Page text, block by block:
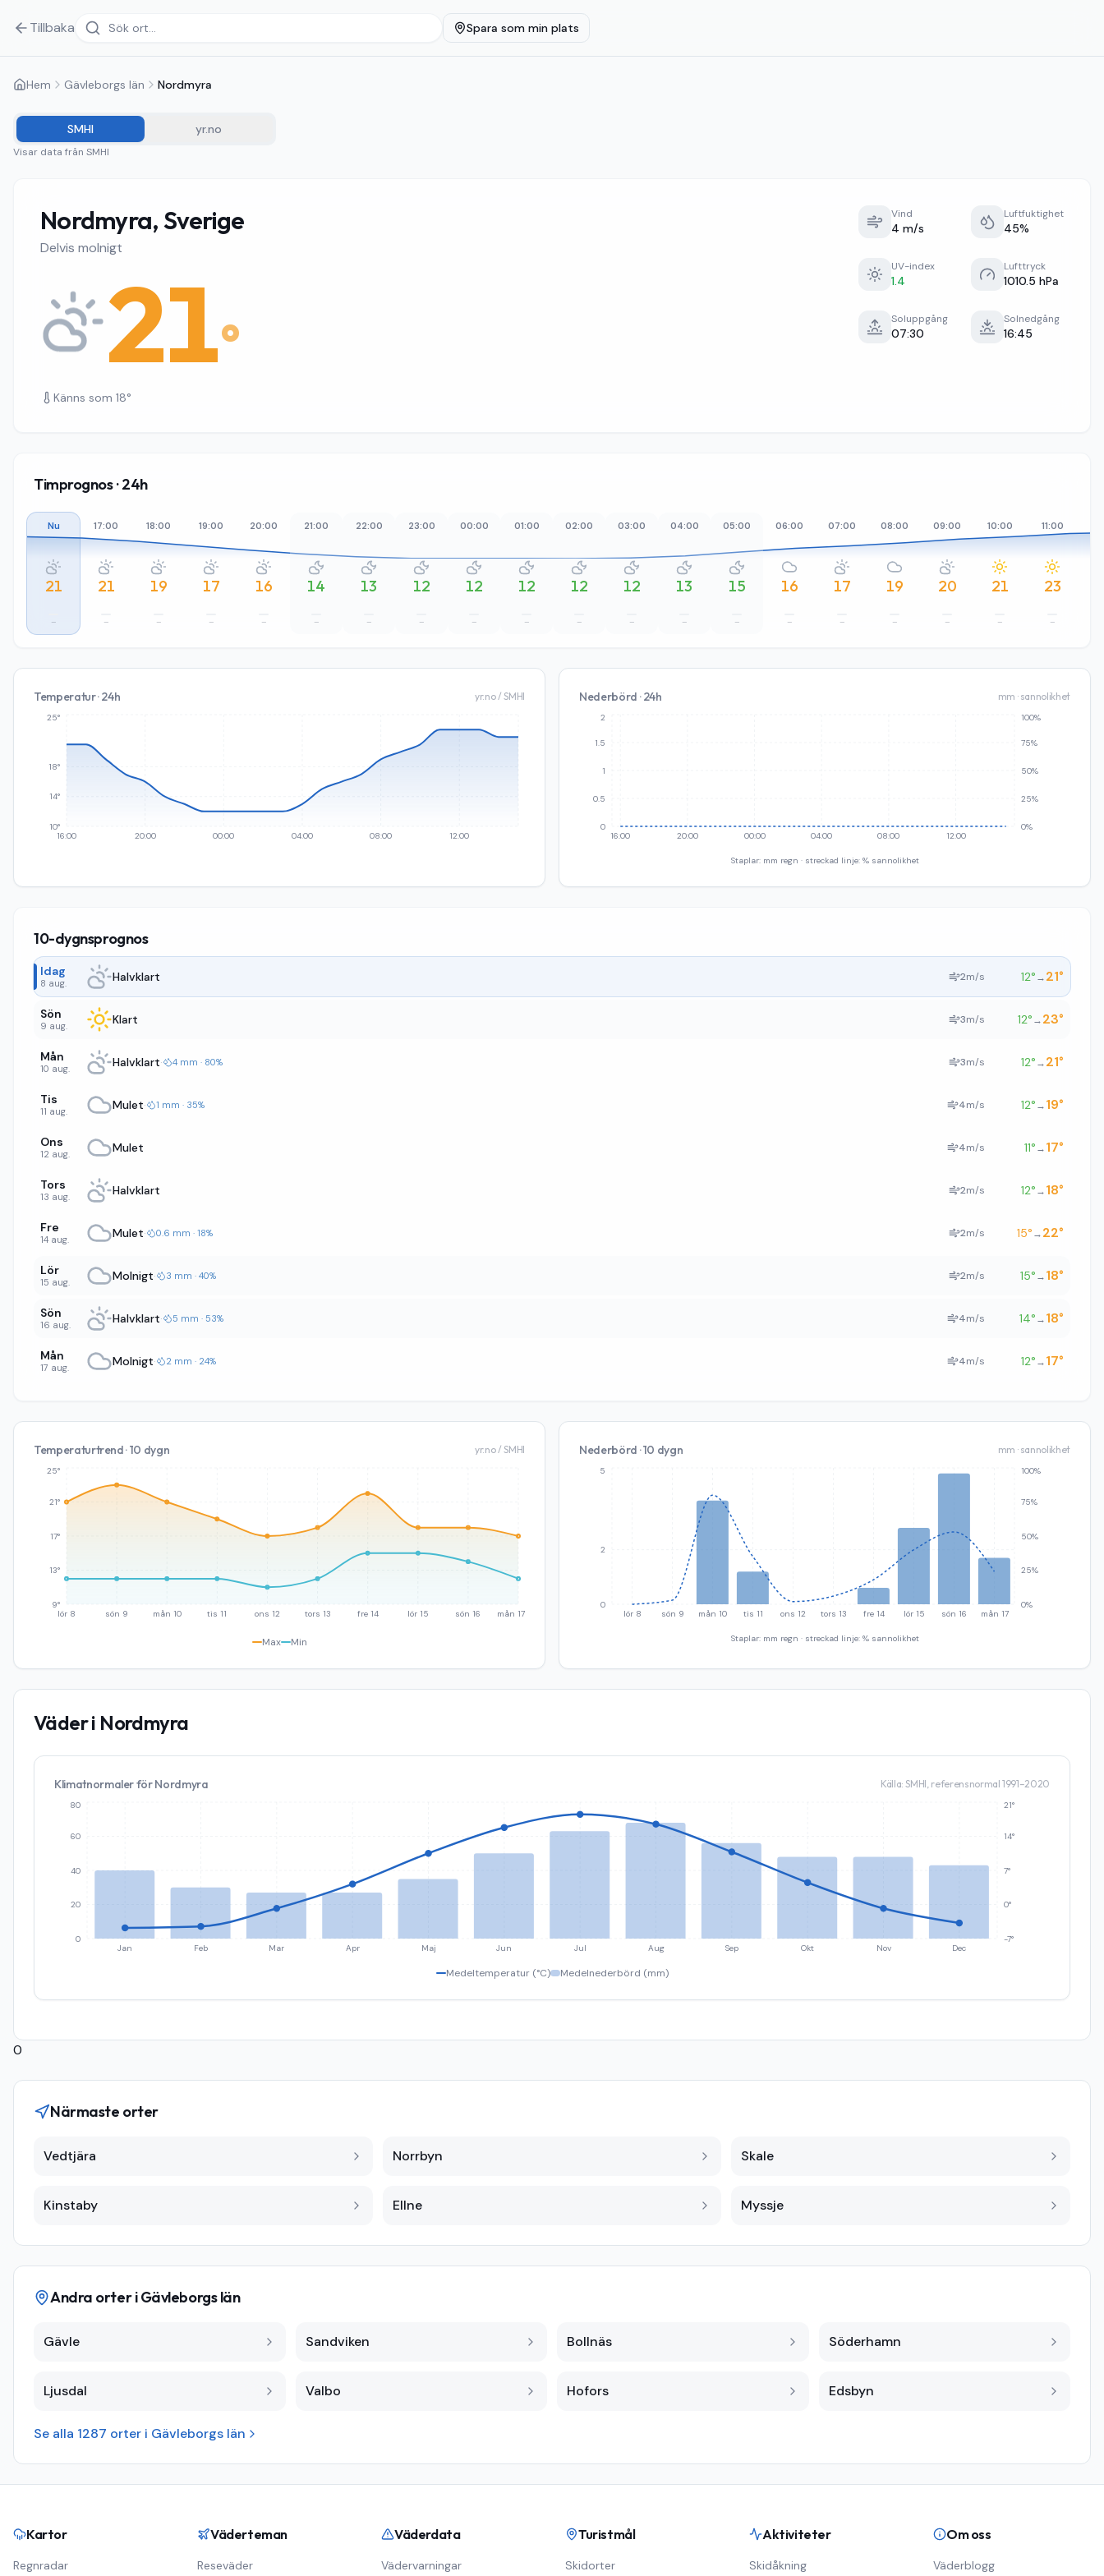
Tillbaka Spara som min plats
Hem Gävleborgs län Nordmyra
SMHI yr.no
Visar data från SMHI
Nordmyra, Sverige
Delvis molnigt
21°
Känns som 18°
Vind
4 m/s
Luftfuktighet
45%
UV-index
1.4
Lufttryck
1010.5 hPa
Soluppgång
07:30
Solnedgång
16:45
Timprognos · 24h
Nu
21
–
17:00
21
–
18:00
19
–
19:00
17
–
20:00
16
–
21:00
14
–
22:00
13
–
23:00
12
–
00:00
12
–
01:00
12
–
02:00
12
–
03:00
12
–
04:00
13
–
05:00
15
–
06:00
16
–
07:00
17
–
08:00
19
–
09:00
20
–
10:00
21
–
11:00
23
–
Temperatur · 24h yr.no / SMHI
16:00 20:00 00:00 04:00 08:00 12:00
10°
14°
18°
25°
Nederbörd · 24h mm · sannolikhet
16:00 20:00 00:00 04:00 08:00 12:00
0
0.5
1
1.5
2
0%
25%
50%
75%
100%
Staplar: mm regn · streckad linje: % sannolikhet
10-dygnsprognos
Idag
8 aug. Halvklart 2m/s 12°→21°
Sön
9 aug. Klart 3m/s 12°→23°
Mån
10 aug. Halvklart· 4 mm · 80% 3m/s 12°→21°
Tis
11 aug. Mulet· 1 mm · 35% 4m/s 12°→19°
Ons
12 aug. Mulet 4m/s 11°→17°
Tors
13 aug. Halvklart 2m/s 12°→18°
Fre
14 aug. Mulet· 0.6 mm · 18% 2m/s 15°→22°
Lör
15 aug. Molnigt· 3 mm · 40% 2m/s 15°→18°
Sön
16 aug. Halvklart· 5 mm · 53% 4m/s 14°→18°
Mån
17 aug. Molnigt· 2 mm · 24% 4m/s 12°→17°
Temperaturtrend · 10 dygn yr.no / SMHI
lör 8 sön 9 mån 10 tis 11 ons 12 tors 13 fre 14 lör 15 sön 16 mån 17
9°
13°
17°
21°
25°
Max Min
Nederbörd · 10 dygn mm · sannolikhet
lör 8 sön 9 mån 10 tis 11 ons 12 tors 13 fre 14 lör 15 sön 16 mån 17
0
2
5
0%
25%
50%
75%
100%
Staplar: mm regn · streckad linje: % sannolikhet
Väder i Nordmyra
Klimatnormaler förNordmyra Källa: SMHI, referensnormal 1991–2020
Jan Feb Mar Apr Maj Jun Jul Aug Sep Okt Nov Dec
0
20
40
60
80
-7°
0°
7°
14°
21°
Medeltemperatur (°C) Medelnederbörd (mm)
0
Närmaste orter
Vedtjära Norrbyn Skale
Kinstaby Ellne Myssje
Andra orter iGävleborgs län
Gävle Sandviken Bollnäs Söderhamn
Ljusdal Valbo Hofors Edsbyn
Se alla 1287 orter i Gävleborgs län
Kartor
Regnradar
Väderteman
Reseväder
Väderdata
Vädervarningar
Turistmål
Skidorter
Aktiviteter
Skidåkning
Om oss
Väderblogg